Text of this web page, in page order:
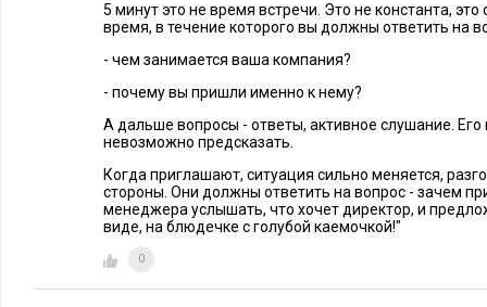
5 минут это не время встречи. Это не константа,
время, в течение которого вы должны ответить на
- чем занимается ваша компания?
- почему вы пришли именно к нему?
А дальше вопросы - ответы, активное слушание.
невозможно предсказать.
Когда приглашают, ситуация сильно меняется,
стороны. Они должны ответить на вопрос - зачем
менеджера услышать, что хочет директор, и
виде, на блюдечке с голубой каемочкой!"
0